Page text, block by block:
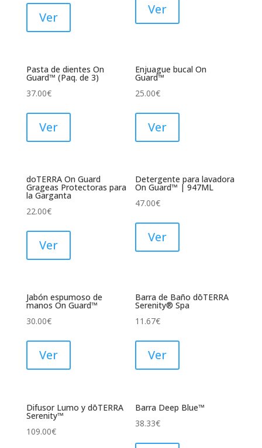
Ver
Ver
Pasta de dientes On
Guard™ (Paq. de 3)
37.00€
Ver
Enjuague bucal On
Guard™
25.00€
Ver
doTERRA On Guard
Grageas Protectoras para
la Garganta
22.00€
Ver
Detergente para lavadora
On Guard™ | 947ML
47.00€
Ver
Jabón espumoso de
manos On Guard™
30.00€
Ver
Barra de Baño dōTERRA
Serenity® Spa
11.67€
Ver
Difusor Lumo y dōTERRA
Serenity™
109.00€
Barra Deep Blue™
38.33€